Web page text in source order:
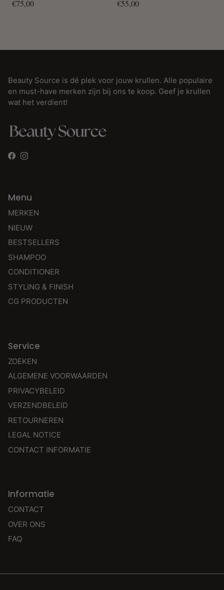
€75,00 €55,00
Beauty Source is dé plek voor jouw krullen. Alle populaire
en must-have merken zijn bij ons te koop. Geef je krullen
wat het verdient!
Facebook
Instagram
Menu
MERKEN
NIEUW
BESTSELLERS
SHAMPOO
CONDITIONER
STYLING & FINISH
CG PRODUCTEN
Service
ZOEKEN
ALGEMENE VOORWAARDEN
PRIVACYBELEID
VERZENDBELEID
RETOURNEREN
LEGAL NOTICE
CONTACT INFORMATIE
Informatie
CONTACT
OVER ONS
FAQ